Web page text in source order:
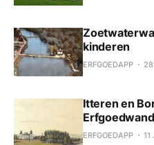
kinderen
ERFGOEDAPP
Itteren en
ERFGOEDAPP 11